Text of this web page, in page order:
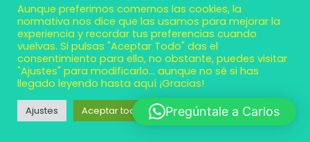
Neve| Funciona gracias aWordPress
Contacto
Aunque preferimos comernos las cookies, la
normativa nos dice que las usamos para mejorar la
experiencia y recordar tus preferencias cuando
vuelvas. Si pulsas "Aceptar Todo" das el
consentimiento para ello, no obstante, puedes visitar
"Ajustes" para modificarlo... aunque no sé si has
llegado leyendo hasta aquí ¡Gracias!
Ajustes Aceptar todo Pregúntale a Carlos